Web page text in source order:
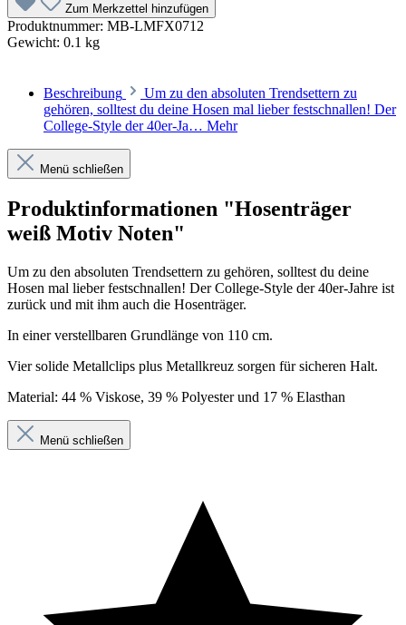
Zum Merkzettel hinzufügen
Produktnummer: MB-LMFX0712
Gewicht: 0.1 kg
Beschreibung
Um zu den absoluten Trendsettern zu
gehören, solltest du deine Hosen mal lieber festschnallen! Der
College-Style der 40er-Ja… Mehr
Menü schließen
Produktinformationen "Hosenträger
weiß Motiv Noten"
Um zu den absoluten Trendsettern zu gehören, solltest du deine
Hosen mal lieber festschnallen! Der College-Style der 40er-Jahre ist
zurück und mit ihm auch die Hosenträger.
In einer verstellbaren Grundlänge von 110 cm.
Vier solide Metallclips plus Metallkreuz sorgen für sicheren Halt.
Material: 44 % Viskose, 39 % Polyester und 17 % Elasthan
Menü schließen